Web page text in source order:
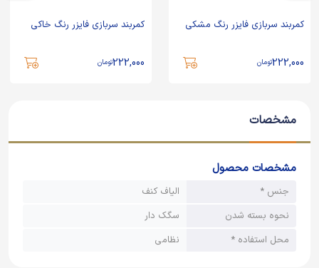
کمربند سربازی فایزر رنگ مشکی
222,000تومان
کمربند سربازی فایزر رنگ خاکی
222,000تومان
مشخصات
مشخصات محصول
جنس *
الیاف کنف
نحوه بسته شدن
سگک دار
محل استفاده *
نظامی